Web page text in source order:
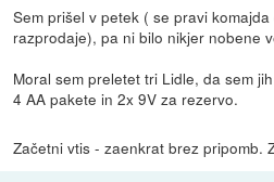
Sem prišel v petek ( se pravi
razprodaje), pa ni bilo nikjer nobene
Moral sem preletet tri Lidle, da sem
4 AA pakete in 2x 9V za rezervo.
Začetni vtis - zaenkrat brez pripomb.